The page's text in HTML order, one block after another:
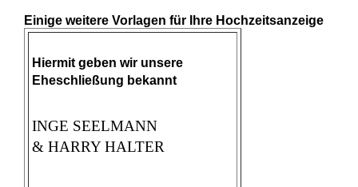
Einige weitere Vorlagen für Ihre Hochzeitsanzeige
Hiermit geben wir unsere
Eheschließung bekannt
INGE SEELMANN
& HARRY HALTER